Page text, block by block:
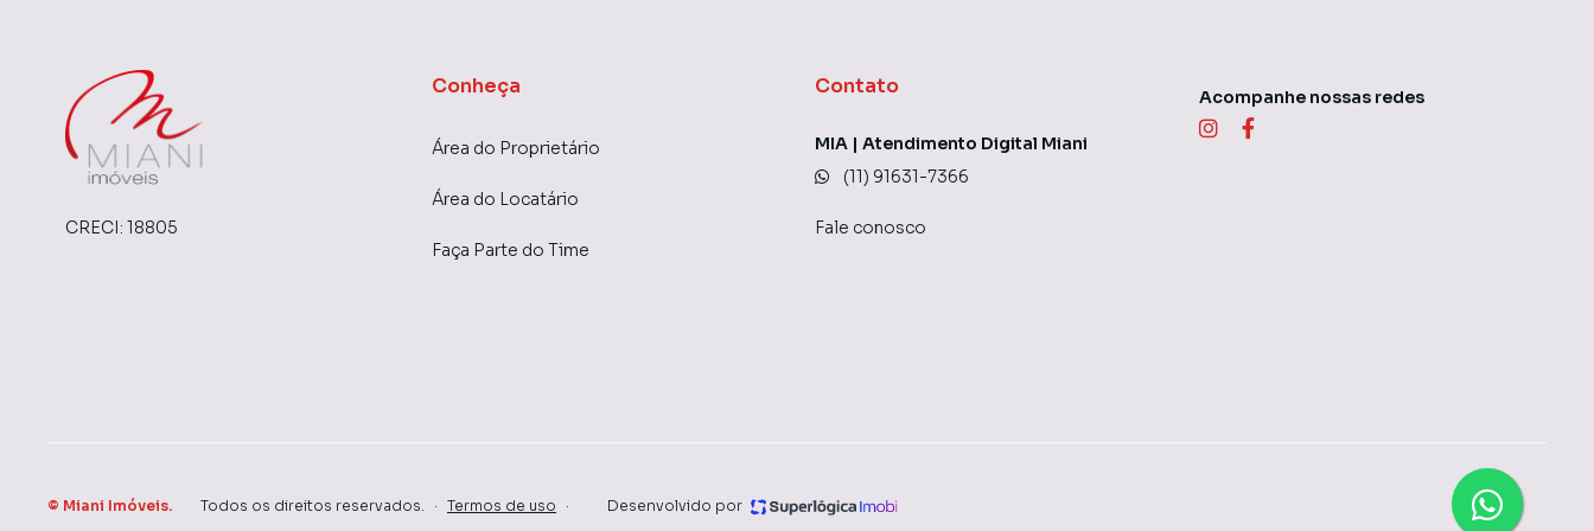
CRECI: 18805
Conheça
Área do Proprietário
Área do Locatário
Faça Parte do Time
Contato
MIA | Atendimento Digital Miani
(11) 91631-7366
Fale conosco
Acompanhe nossas redes
© Miani Imóveis. Todos os direitos reservados. · Termos de uso · Desenvolvido por